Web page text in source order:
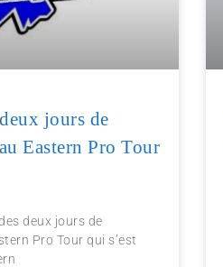
jours de
Eastern Pro Tour
deux jours de
Pro Tour qui s’est